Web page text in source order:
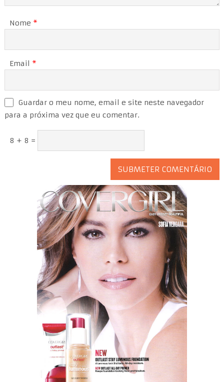
Nome *
Email *
Guardar o meu nome, email e site neste navegador
para a próxima vez que eu comentar.
8 + 8 =